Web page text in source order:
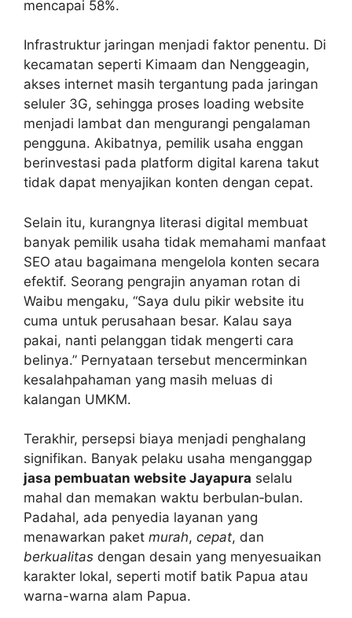
mencapai 58%.
Infrastruktur jaringan menjadi faktor penentu. Di
kecamatan seperti Kimaam dan Nenggeagin,
akses internet masih tergantung pada jaringan
seluler 3G, sehingga proses loading website
menjadi lambat dan mengurangi pengalaman
pengguna. Akibatnya, pemilik usaha enggan
berinvestasi pada platform digital karena takut
tidak dapat menyajikan konten dengan cepat.
Selain itu, kurangnya literasi digital membuat
banyak pemilik usaha tidak memahami manfaat
SEO atau bagaimana mengelola konten secara
efektif. Seorang pengrajin anyaman rotan di
Waibu mengaku, “Saya dulu pikir website itu
cuma untuk perusahaan besar. Kalau saya
pakai, nanti pelanggan tidak mengerti cara
belinya.” Pernyataan tersebut mencerminkan
kesalahpahaman yang masih meluas di
kalangan UMKM.
Terakhir, persepsi biaya menjadi penghalang
signifikan. Banyak pelaku usaha menganggap
jasa pembuatan website Jayapura selalu
mahal dan memakan waktu berbulan‑bulan.
Padahal, ada penyedia layanan yang
menawarkan paket murah, cepat, dan
berkualitas dengan desain yang menyesuaikan
karakter lokal, seperti motif batik Papua atau
warna-warna alam Papua.